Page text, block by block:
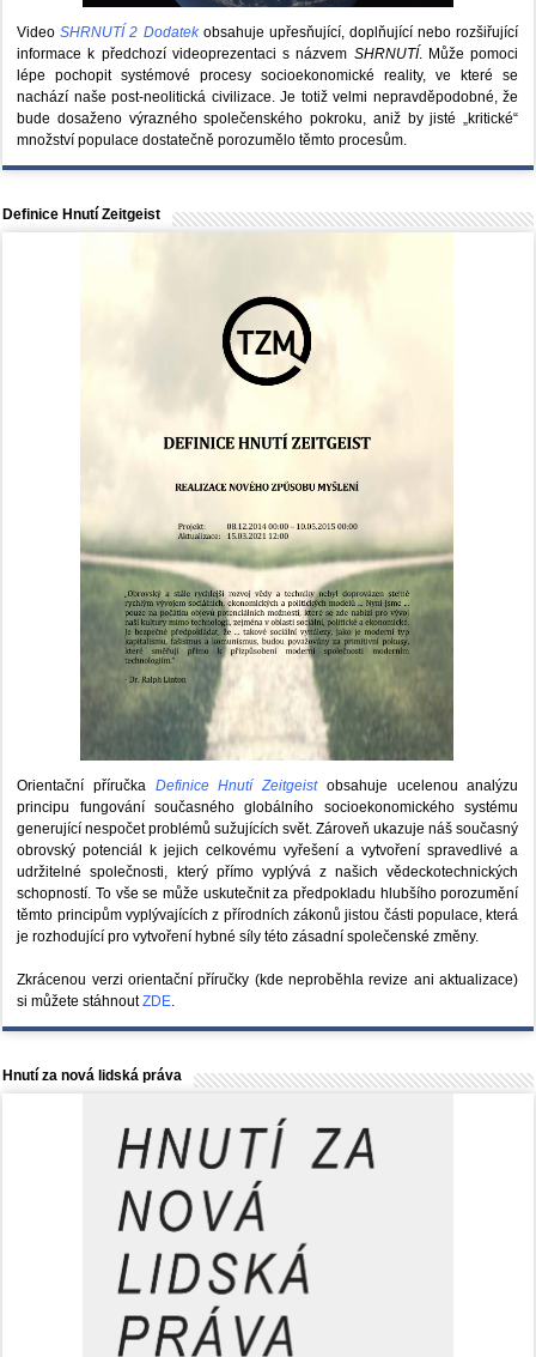
VideoSHRNUTÍ 2 Dodatekobsahuje upřesňující, doplňující nebo rozšiřující
informace k předchozí videoprezentaci s názvem SHRNUTÍ. Může pomoci
lépe pochopit systémové procesy socioekonomické reality, ve které se
nachází naše post-neolitická civilizace. Je totiž velmi nepravděpodobné, že
bude dosaženo výrazného společenského pokroku, aniž by jisté „kritické“
množství populace dostatečně porozumělo těmto procesům.
Definice Hnutí Zeitgeist
Orientační příručka Definice Hnutí Zeitgeistobsahuje ucelenou analýzu
principu fungování současného globálního socioekonomického systému
generující nespočet problémů sužujících svět. Zároveň ukazuje náš současný
obrovský potenciál k jejich celkovému vyřešení a vytvoření spravedlivé a
udržitelné společnosti, který přímo vyplývá z našich vědeckotechnických
schopností. To vše se může uskutečnit za předpokladu hlubšího porozumění
těmto principům vyplývajících z přírodních zákonů jistou části populace, která
je rozhodující pro vytvoření hybné síly této zásadní společenské změny.
Zkrácenou verzi orientační příručky (kde neproběhla revize ani aktualizace)
si můžete stáhnoutZDE.
Hnutí za nová lidská práva